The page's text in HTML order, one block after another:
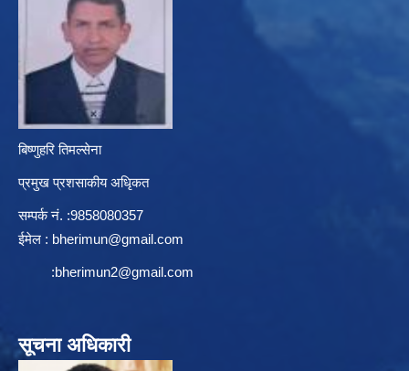
बिष्णुहरि तिमल्सेना
प्रमुख प्रशसाकीय अधिृकत
सम्पर्क न‌ं. :9858080357
ईमेल : bherimun@gmail.com
:bherimun2@gmail.com
सूचना अधिकारी